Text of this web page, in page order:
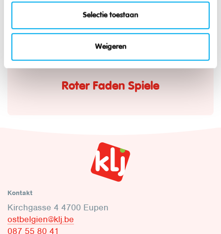
Selectie toestaan
Weigeren
Wanderungen und Droppings
Roter Faden Spiele
Kontakt
Kirchgasse 4 4700 Eupen
ostbelgien@klj.be
087 55 80 41